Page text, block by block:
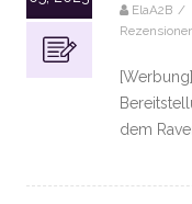
ElaA2B /
dem